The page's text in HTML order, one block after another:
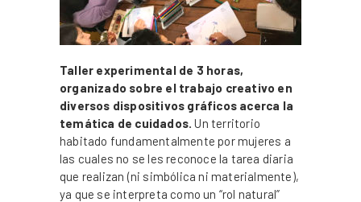
Taller experimental de 3 horas,
organizado sobre el trabajo creativo en
diversos dispositivos gráficos acerca la
temática de cuidados. Un territorio
habitado fundamentalmente por mujeres a
las cuales no se les reconoce la tarea diaria
que realizan (ni simbólica ni materialmente),
ya que se interpreta como un “rol natural”